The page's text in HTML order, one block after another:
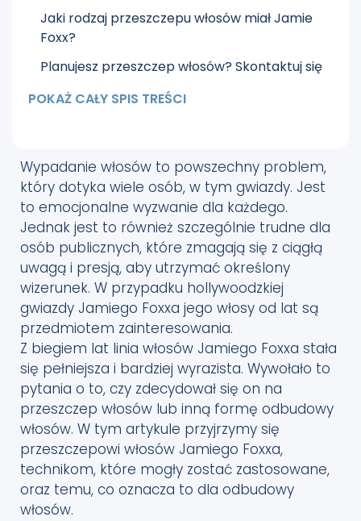
Jaki rodzaj przeszczepu włosów miał Jamie
Foxx?
Planujesz przeszczep włosów? Skontaktuj się
POKAŻ CAŁY SPIS TREŚCI
Wypadanie włosów to powszechny problem,
który dotyka wiele osób, w tym gwiazdy. Jest
to emocjonalne wyzwanie dla każdego.
Jednak jest to również szczególnie trudne dla
osób publicznych, które zmagają się z ciągłą
uwagą i presją, aby utrzymać określony
wizerunek. W przypadku hollywoodzkiej
gwiazdy Jamiego Foxxa jego włosy od lat są
przedmiotem zainteresowania.
Z biegiem lat linia włosów Jamiego Foxxa stała
się pełniejsza i bardziej wyrazista. Wywołało to
pytania o to, czy zdecydował się on na
przeszczep włosów lub inną formę odbudowy
włosów. W tym artykule przyjrzymy się
przeszczepowi włosów Jamiego Foxxa,
technikom, które mogły zostać zastosowane,
oraz temu, co oznacza to dla odbudowy
włosów.